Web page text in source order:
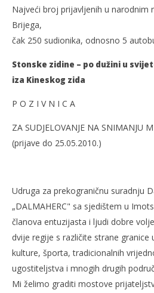
Najveći broj prijavljenih u narodnim
Brijega,
čak 250 sudionika, odnosno 5
Stonske zidine – po dužini u
iza Kineskog zida
P O Z I V N I C A
ZA SUDJELOVANJE NA SNIMANJU
(prijave do 25.05.2010.)
Udruga za prekograničnu suradnju
„DALMAHERC" sa sjedištem u
članova entuzijasta i ljudi dobre
dvije regije s različite strane granice
kulture, športa, tradicionalnih
ugostiteljstva i mnogih drugih
Mi želimo graditi mostove